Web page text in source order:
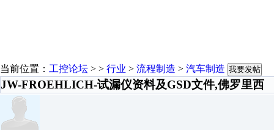
当前位置： 工控论坛 > > 行业 > 流程制造 > 汽车制造 我要发帖
JW-FROEHLICH-试漏仪资料及GSD文件,佛罗里西